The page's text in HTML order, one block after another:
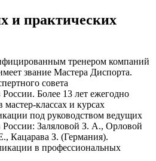
и практических
тренером компаний
звание Мастера Диспорта.
совета
России. Более 13 лет ежегодно
классах и курсах
под руководством ведущих
России: Заляловой З. А., Орловой
Кацарава З. (Германия).
в профессиональных